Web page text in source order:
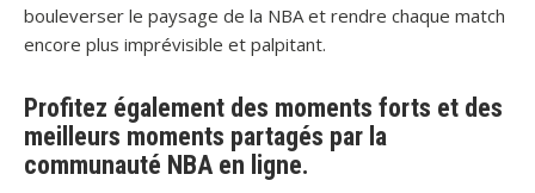
bouleverser le paysage de la NBA et rendre chaque match
encore plus imprévisible et palpitant.
Profitez également des moments forts et des
meilleurs moments partagés par la
communauté NBA en ligne.